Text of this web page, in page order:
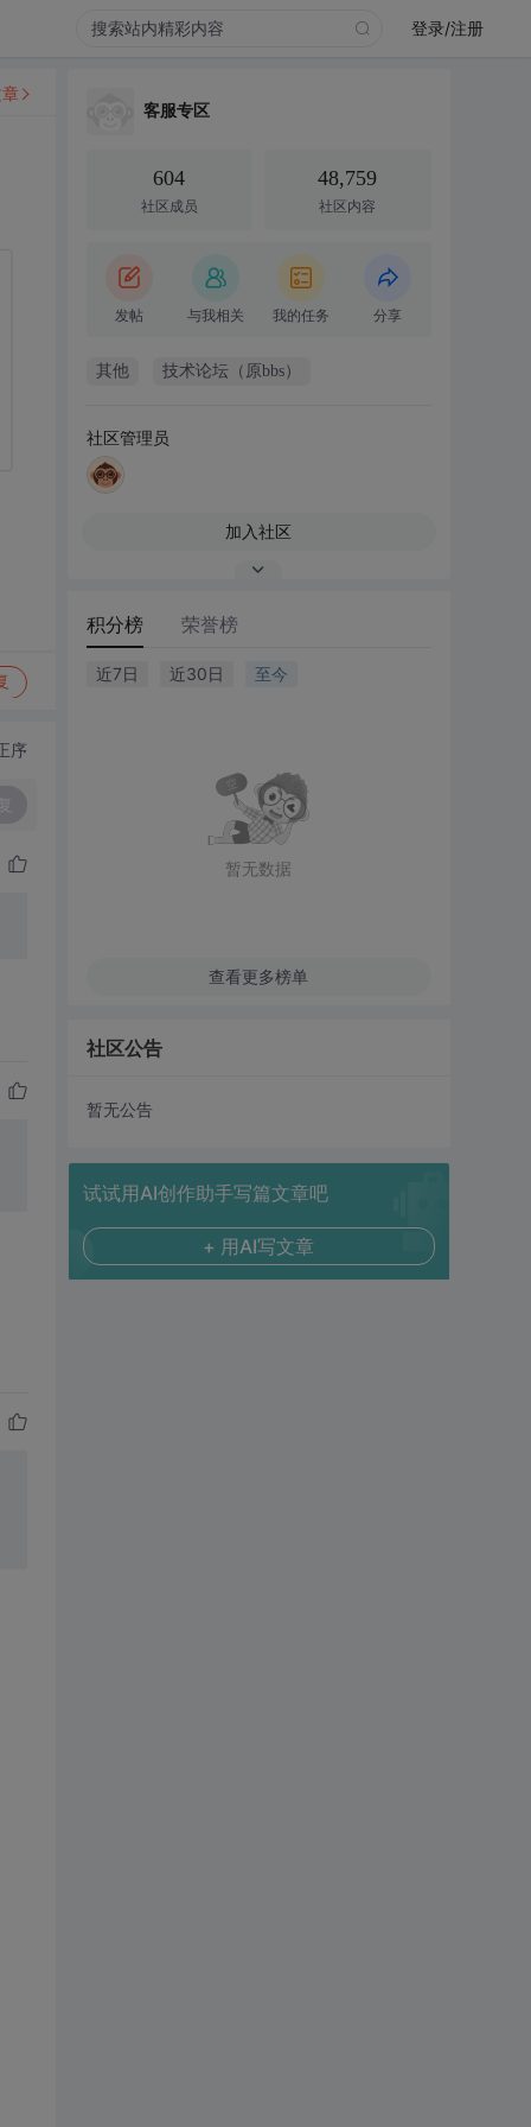
登录/注册
序
客服专区
604
社区成员
48,759
社区内容
发帖 与我相关 我的任务 分享
其他 技术论坛（原bbs）
社区管理员
加入社区
积分榜 荣誉榜
近7日 近30日 至今
暂无数据
查看更多榜单
社区公告
暂无公告
试试用AI创作助手写篇文章吧
+ 用AI写文章